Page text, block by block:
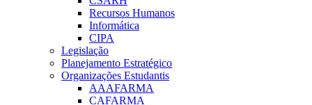
Recursos Humanos
Informática
CIPA
Legislação
Planejamento Estratégico
Organizações Estudantis
AAAFARMA
CAFARMA